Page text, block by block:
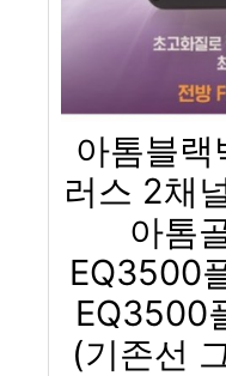
아톰블
러스 2채
아톰
EQ3500
EQ3500
(기존선